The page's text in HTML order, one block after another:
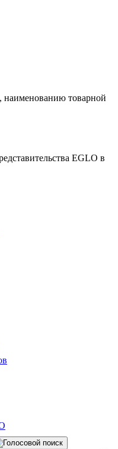
наименованию товарной
EGLO в